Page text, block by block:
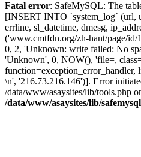
Fatal error: SafeMySQL: The
[INSERT INTO `system_log` (url,
errline, sl_datetime, dmesg,
('www.cmtfdn.org/zh-hant/page/
0, 2, 'Unknown: write failed: No
'Unknown', 0, NOW(), 'file=,
function=exception_error_handler,
\n', '216.73.216.146')]. Error
/data/www/asaysites/lib/tools.php
/data/www/asaysites/lib/